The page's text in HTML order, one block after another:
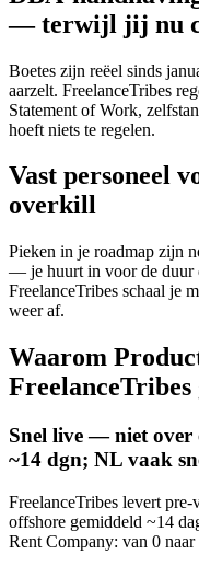
— terwijl jij nu
Boetes zijn reëel sinds
aarzelt. FreelanceTribes
Statement of Work,
hoeft niets te regelen.
Vast personeel
overkill
Pieken in je roadmap zijn
— je huurt in voor de duur
FreelanceTribes schaal je
weer af.
Waarom
Snel live — niet over
~14 dgn; NL vaak
FreelanceTribes levert
offshore gemiddeld ~14
Rent Company: van 0